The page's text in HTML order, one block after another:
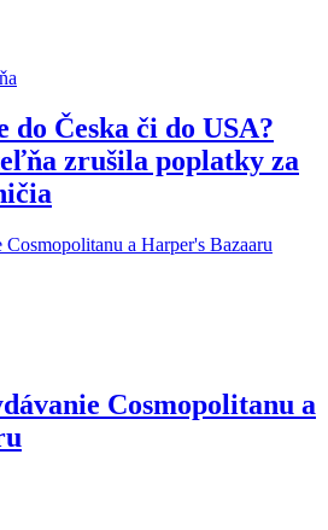
do Česka či do USA?
zrušila poplatky za
Cosmopolitanu a